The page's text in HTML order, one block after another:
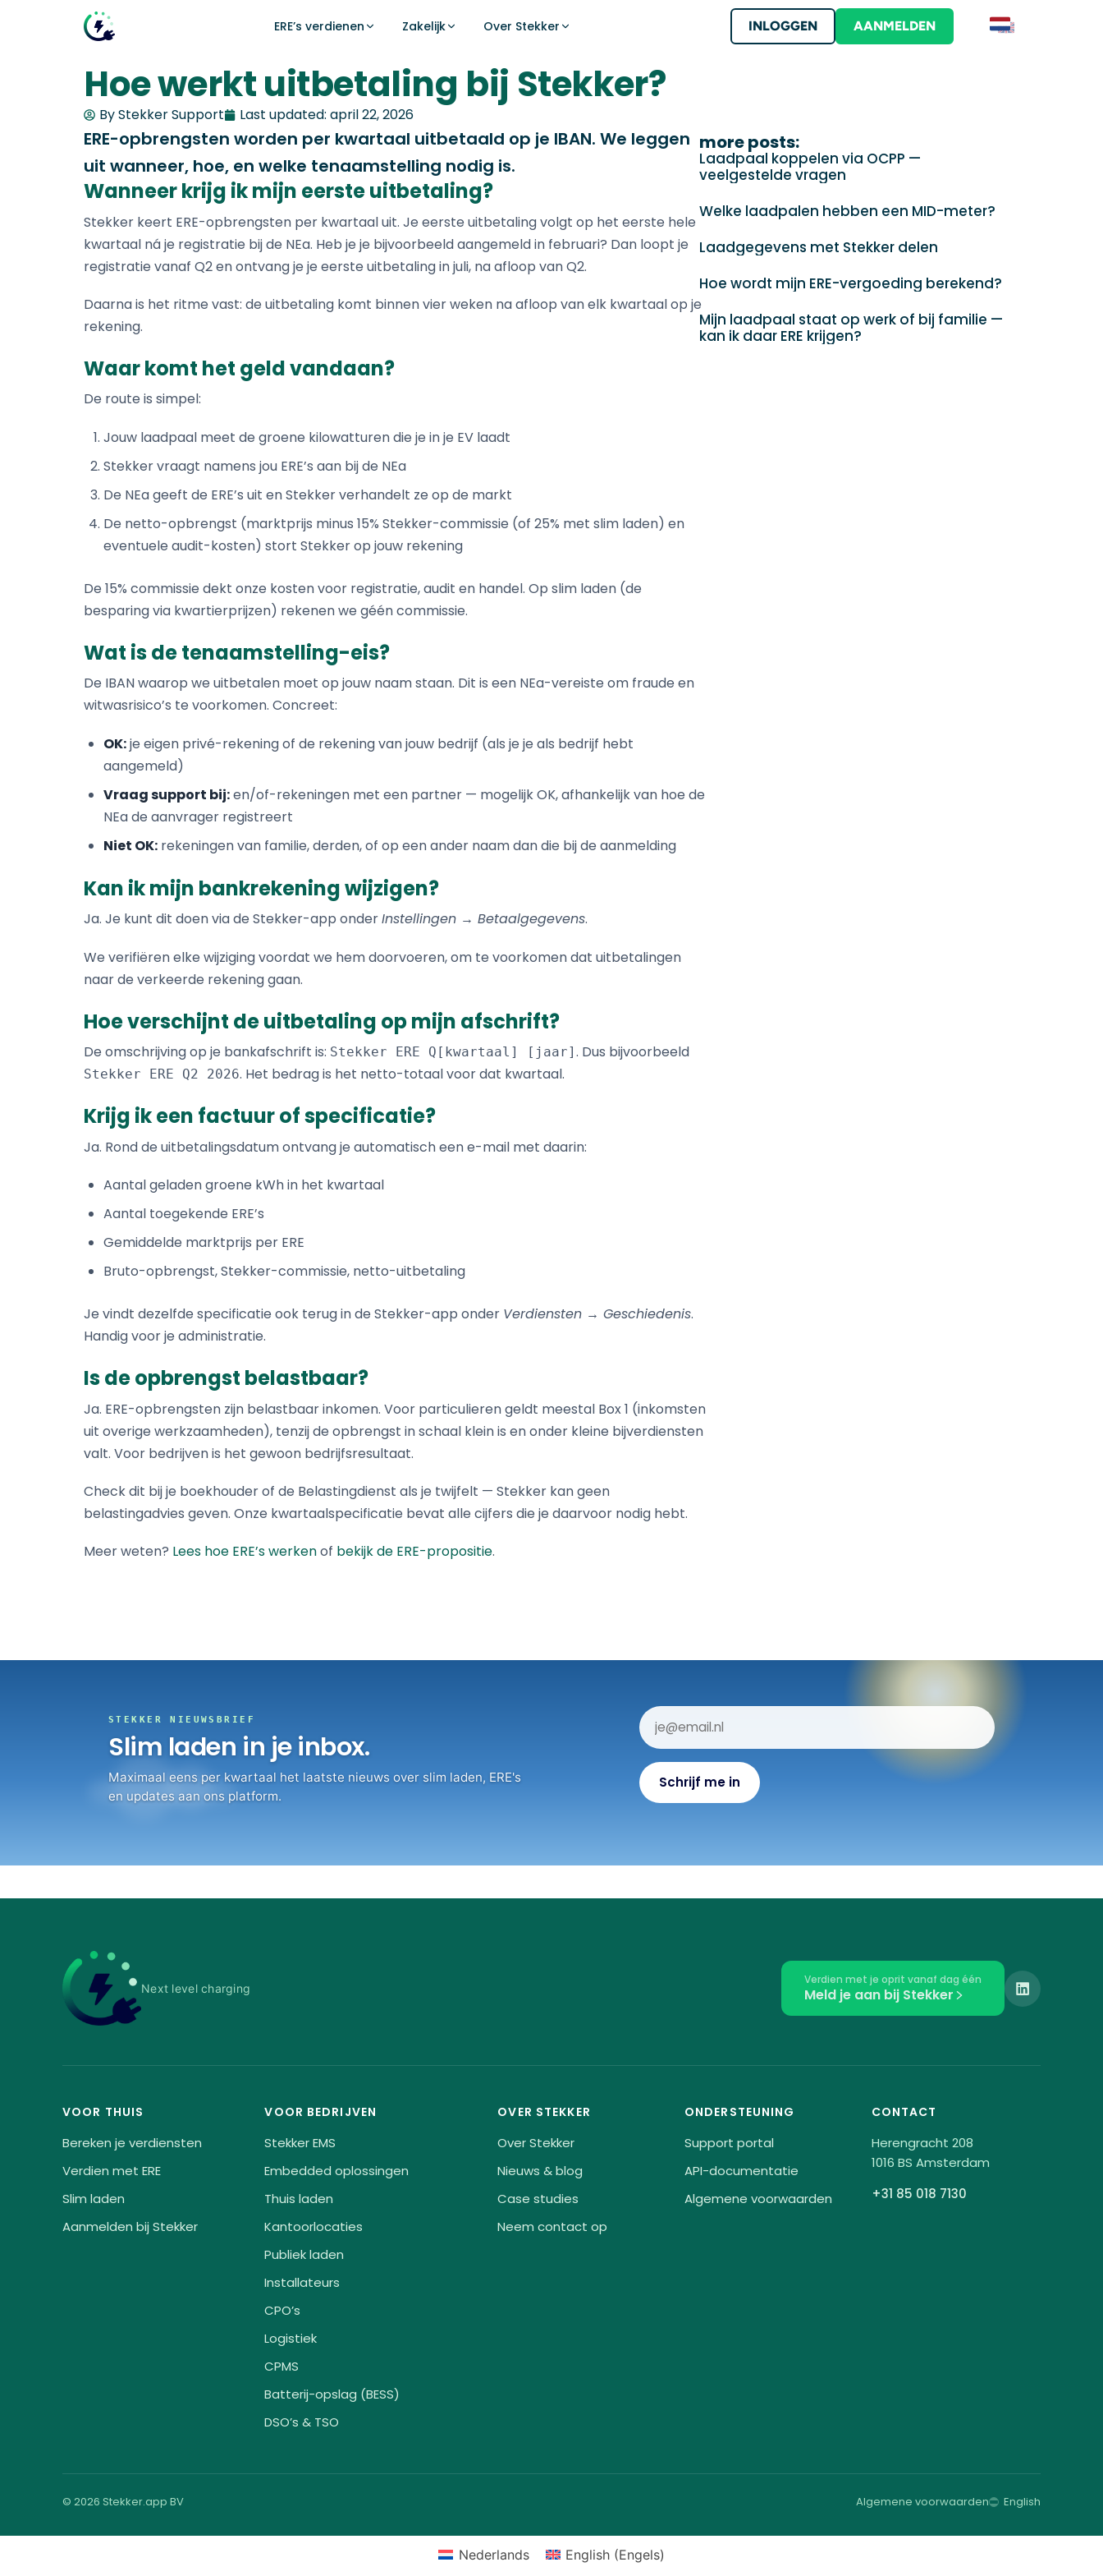
ERE’s verdienen Zakelijk Over Stekker INLOGGEN AANMELDEN
Hoe werkt uitbetaling bij Stekker?
By Stekker Support Last updated: april 22, 2026
ERE-opbrengsten worden per kwartaal uitbetaald op je IBAN. We leggen
uit wanneer, hoe, en welke tenaamstelling nodig is.
Wanneer krijg ik mijn eerste uitbetaling?
Stekker keert ERE-opbrengsten per kwartaal uit. Je eerste uitbetaling volgt op het eerste hele
kwartaal ná je registratie bij de NEa. Heb je je bijvoorbeeld aangemeld in februari? Dan loopt je
registratie vanaf Q2 en ontvang je je eerste uitbetaling in juli, na afloop van Q2.
Daarna is het ritme vast: de uitbetaling komt binnen vier weken na afloop van elk kwartaal op je
rekening.
Waar komt het geld vandaan?
De route is simpel:
Jouw laadpaal meet de groene kilowatturen die je in je EV laadt
Stekker vraagt namens jou ERE’s aan bij de NEa
De NEa geeft de ERE’s uit en Stekker verhandelt ze op de markt
De netto-opbrengst (marktprijs minus 15% Stekker-commissie (of 25% met slim laden) en
eventuele audit-kosten) stort Stekker op jouw rekening
De 15% commissie dekt onze kosten voor registratie, audit en handel. Op slim laden (de
besparing via kwartierprijzen) rekenen we géén commissie.
Wat is de tenaamstelling-eis?
De IBAN waarop we uitbetalen moet op jouw naam staan. Dit is een NEa-vereiste om fraude en
witwasrisico’s te voorkomen. Concreet:
OK:je eigen privé-rekening of de rekening van jouw bedrijf (als je je als bedrijf hebt
aangemeld)
Vraag support bij:en/of-rekeningen met een partner — mogelijk OK, afhankelijk van hoe de
NEa de aanvrager registreert
Niet OK: rekeningen van familie, derden, of op een ander naam dan die bij de aanmelding
Kan ik mijn bankrekening wijzigen?
Ja. Je kunt dit doen via de Stekker-app onderInstellingen → Betaalgegevens.
We verifiëren elke wijziging voordat we hem doorvoeren, om te voorkomen dat uitbetalingen
naar de verkeerde rekening gaan.
Hoe verschijnt de uitbetaling op mijn afschrift?
De omschrijving op je bankafschrift is: Stekker ERE Q[kwartaal] [jaar] . Dus bijvoorbeeld
Stekker ERE Q2 2026. Het bedrag is het netto-totaal voor dat kwartaal.
Krijg ik een factuur of specificatie?
Ja. Rond de uitbetalingsdatum ontvang je automatisch een e-mail met daarin:
Aantal geladen groene kWh in het kwartaal
Aantal toegekende ERE’s
Gemiddelde marktprijs per ERE
Bruto-opbrengst, Stekker-commissie, netto-uitbetaling
Je vindt dezelfde specificatie ook terug in de Stekker-app onder Verdiensten → Geschiedenis.
Handig voor je administratie.
Is de opbrengst belastbaar?
Ja. ERE-opbrengsten zijn belastbaar inkomen. Voor particulieren geldt meestal Box 1 (inkomsten
uit overige werkzaamheden), tenzij de opbrengst in schaal klein is en onder kleine bijverdiensten
valt. Voor bedrijven is het gewoon bedrijfsresultaat.
Check dit bij je boekhouder of de Belastingdienst als je twijfelt — Stekker kan geen
belastingadvies geven. Onze kwartaalspecificatie bevat alle cijfers die je daarvoor nodig hebt.
Meer weten? Lees hoe ERE’s werkenof bekijk de ERE-propositie.
more posts:
Laadpaal koppelen via OCPP —
veelgestelde vragen
Welke laadpalen hebben een MID-meter?
Laadgegevens met Stekker delen
Hoe wordt mijn ERE-vergoeding berekend?
Mijn laadpaal staat op werk of bij familie —
kan ik daar ERE krijgen?
STEKKER NIEUWSBRIEF
Slim laden in je inbox.
Maximaal eens per kwartaal het laatste nieuws over slim laden, ERE's
en updates aan ons platform.
Next level charging
Verdien met je oprit vanaf dag één
Meld je aan bij Stekker
VOOR THUIS
Bereken je verdiensten
Verdien met ERE
Slim laden
Aanmelden bij Stekker
VOOR BEDRIJVEN
Stekker EMS
Embedded oplossingen
Thuis laden
Kantoorlocaties
Publiek laden
Installateurs
CPO’s
Logistiek
CPMS
Batterij-opslag (BESS)
DSO’s & TSO
OVER STEKKER
Over Stekker
Nieuws & blog
Case studies
Neem contact op
ONDERSTEUNING
Support portal
API-documentatie
Algemene voorwaarden
CONTACT
Herengracht 208
1016 BS Amsterdam
+31 85 018 7130
© 2026 Stekker.app BV Algemene voorwaarden English
Nederlands English(Engels)
Verdien geld met slim laden
Bereken wat jij kunt verdienen met de combinatie van slim laden op kwartierprijzen en
ERE-vergoeding.
VOOR THUIS
Wat zijn ERE's?
Hoe werken ERE's precies?
Slim laden van Stekker
Laden op zon, prijs en congestie
Bereken jouw verdiensten
Kosten en vergoeding
Wat kost Stekker en wat levert het op?
Ontdek je ERE-verdiensten
Begin je aanmelding en start het verdienen van ERE's
Aanmelden
Intelligent energiemanagement voor EV-laden
De Stekker Engine optimaliseert het laden op uw gehele locatie — balanceert
netcapaciteit, energieprijzen, zonneproductie en voertuigprioriteiten in real time.
OPLOSSINGEN VOOR
Kantoorlocaties Publiek laden
Thuis laden Logistiek
Productie CPO's
CPMS Installateurs
Embedded Oplossingen
Integreer Stekker in uw product
Case Studies
Nieuws
ERE verdienen op zakelijke locatie?
Aanmelden
Nieuws
Wat is slim laden?
Slim laden vs. urgentie
Groeien binnen uw netlimieten
Alle artikelen
Ondersteuning
Handleidingen, documentatie en antwoorden
op veelgestelde vragen.
Naar Support Center
Over Stekker